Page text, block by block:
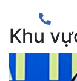
Khu